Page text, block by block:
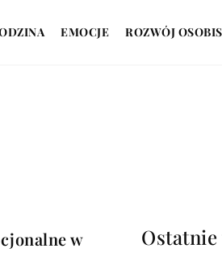
EMOCJE ROZWÓJ
w